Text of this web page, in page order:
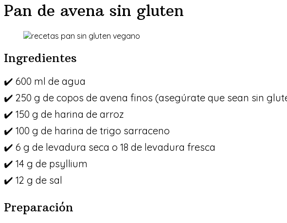
Pan de avena sin gluten
Ingredientes
✔️ 600 ml de agua
✔️ 250 g de copos de avena finos (asegúrate que sean sin
✔️ 150 g de harina de arroz
✔️ 100 g de harina de trigo sarraceno
✔️ 6 g de levadura seca o 18 de levadura fresca
✔️ 14 g de psyllium
✔️ 12 g de sal
Preparación